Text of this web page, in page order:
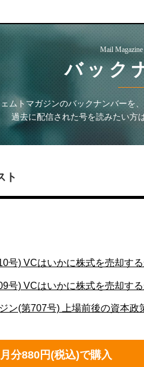
Mail
バック
ムトマガジンのバックナンバーを
過去に配信された号を読みたい方
ト
号) VCはいかに株式を売却する
号) VCはいかに株式を売却する
ン(第707号) 上場前後の資本政
分880円(税込)で購入